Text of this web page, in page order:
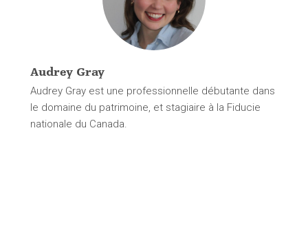
Audrey Gray
Audrey Gray est une professionnelle débutante dans
le domaine du patrimoine, et stagiaire à la Fiducie
nationale du Canada.